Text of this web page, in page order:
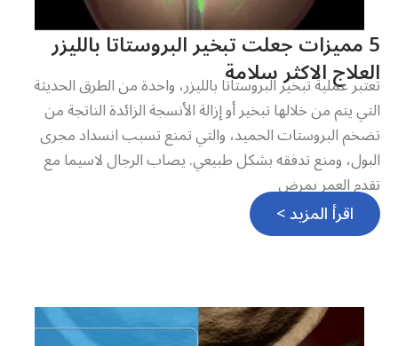
5 مميزات جعلت تبخير البروستاتا بالليزر
العلاج الاكثر سلامة
تعتبر عملية تبخير البروستاتا بالليزر، واحدة من الطرق الحديثة
التي يتم من خلالها تبخير أو إزالة الأنسجة الزائدة الناتجة من
تضخم البروستات الحميد، والتي تمنع تسبب انسداد مجرى
البول، ومنع تدفقه بشكل طبيعي. يصاب الرجال لاسيما مع
تقدم العمر بمرض
اقرأ المزيد >